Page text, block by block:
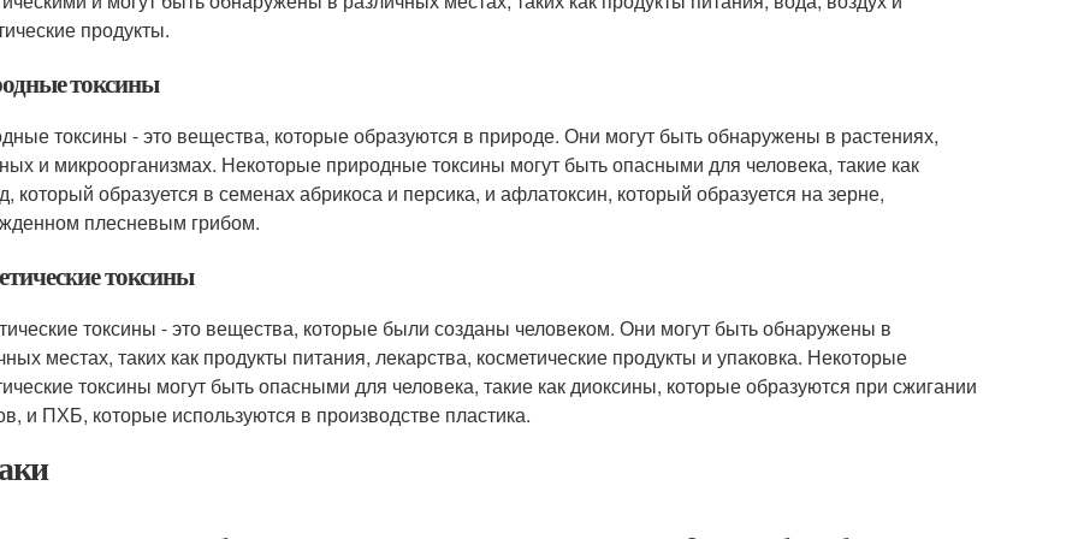
продукты.
токсины
токсины - это вещества, которые образуются в природе. Они могут быть обнаружены в растениях,
и микроорганизмах. Некоторые природные токсины могут быть опасными для человека, такие как
который образуется в семенах абрикоса и персика, и афлатоксин, который образуется на зерне,
плесневым грибом.
токсины
токсины - это вещества, которые были созданы человеком. Они могут быть обнаружены в
местах, таких как продукты питания, лекарства, косметические продукты и упаковка. Некоторые
токсины могут быть опасными для человека, такие как диоксины, которые образуются при сжигании
и ПХБ, которые используются в производстве пластика.